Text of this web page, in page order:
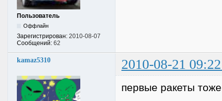
Пользователь
Оффлайн
Зарегистрирован: 2010-08-07
Сообщений: 62
kamaz5310 2010-08-21
первые ракеты